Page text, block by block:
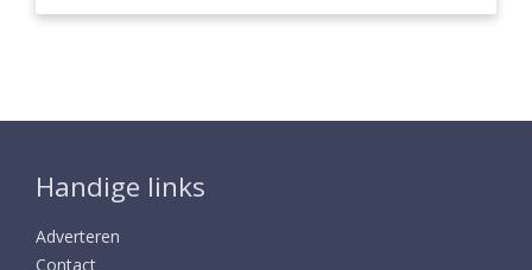
Handige links
Adverteren
Contact